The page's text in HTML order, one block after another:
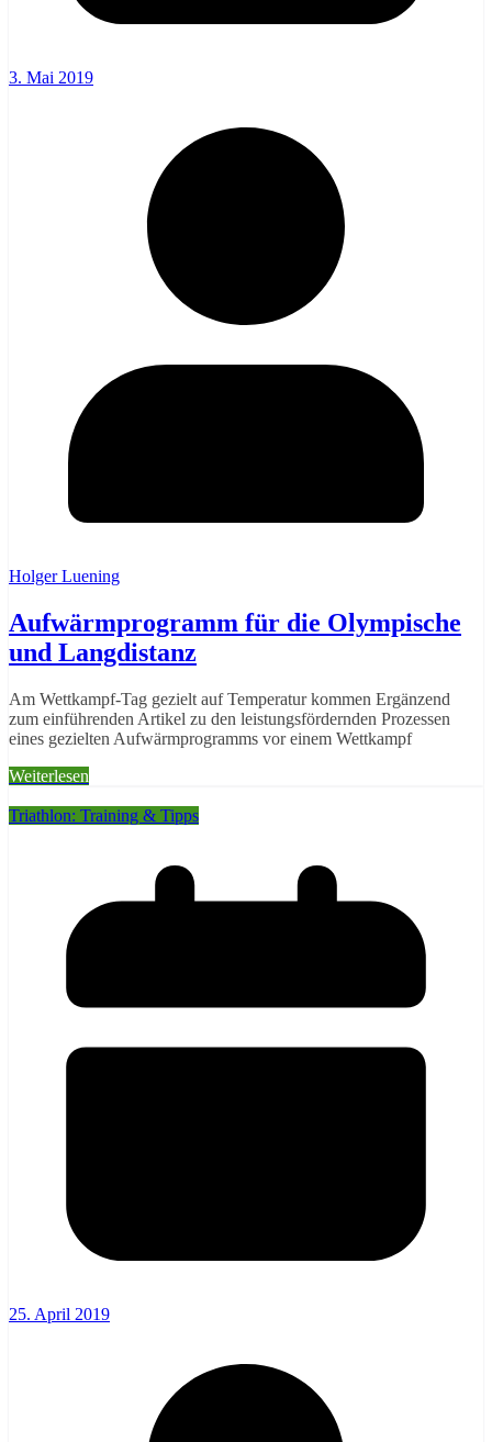
3. Mai 2019
Holger Luening
Aufwärmprogramm für die Olympische
und Langdistanz
Am Wettkampf-Tag gezielt auf Temperatur kommen Ergänzend
zum einführenden Artikel zu den leistungsfördernden Prozessen
eines gezielten Aufwärmprogramms vor einem Wettkampf
Weiterlesen
Triathlon: Training & Tipps
25. April 2019